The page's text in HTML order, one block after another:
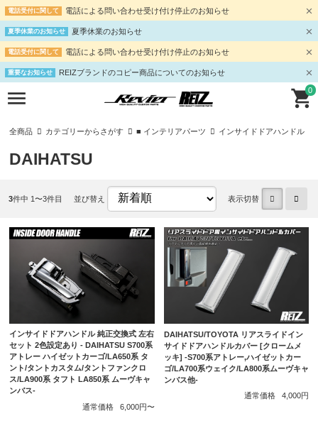
電話受付に関して 電話による問い合わせ受け付け停止のお知らせ
夏季休業のお知らせ 夏季休業のお知らせ
電話受付に関して 電話による問い合わせ受け付け停止のお知らせ
重要なお知らせ REIZブランドのコピー商品についてのお知らせ
0
全商品 カテゴリーからさがす ■ インテリアパーツ インサイドドアハンドル
DAIHATSU
3件中 1〜3件目 並び替え 表示切替
インサイドドアハンドル 純正交換式 左右
セット 2色設定あり - DAIHATSU S700系
アトレー ハイゼットカーゴ/LA650系 タ
ント/タントカスタム/タントファンクロ
ス/LA900系 タフト LA850系 ムーヴキャ
ンバス-
通常価格
6,000円〜
DAIHATSU/TOYOTA リアスライドイン
サイドドアハンドルカバー [クロームメ
ッキ] -S700系アトレー,ハイゼットカー
ゴ/LA700系ウェイク/LA800系ムーヴキャ
ンバス他-
通常価格
4,000円